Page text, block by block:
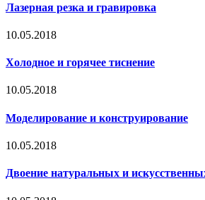
Лазерная резка и гравировка
10.05.2018
Холодное и горячее тиснение
10.05.2018
Моделирование и конструирование
10.05.2018
Двоение натуральных и